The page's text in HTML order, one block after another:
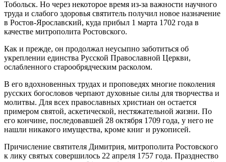
Тобольск. Но через некоторое время из-за важности научного
труда и слабого здоровья святитель получил новое назначение
в Ростов-Ярославский, куда прибыл 1 марта 1702 года в
качестве митрополита Ростовского.
Как и прежде, он продолжал неусыпно заботиться об
укреплении единства Русской Православной Церкви,
ослабленного старообрядческим расколом.
В его вдохновенных трудах и проповедях многие поколения
русских богословов черпают духовные силы для творчества и
молитвы. Для всех православных христиан он остается
примером святой, аскетической, нестяжательной жизни. По
его кончине, последовавшей 28 октября 1709 года, у него не
нашли никакого имущества, кроме книг и рукописей.
Причисление святителя Димитрия, митрополита Ростовского
к лику святых совершилось 22 апреля 1757 года. Празднество